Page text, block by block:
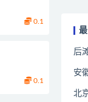
0.1
0.1
后
安
北